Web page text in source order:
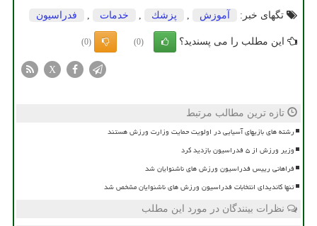
تگهای خبر:
آموزش پزشك خدمات فدراسیون
این مطلب را می پسندید؟ (0)
(0)
X
تازه ترین مطالب مرتبط
رشته های بازیهای آسیایی در اولویت حمایت وزارت ورزش هستند
وزیر ورزش از ۵ فدراسیون بازدید کرد
فراهانی رییس فدراسیون ورزش های ناشنوایان شد
تنها کاندیدای انتخابات فدراسیون ورزش های ناشنوایان مشخص شد
نظرات بینندگان در مورد این مطلب